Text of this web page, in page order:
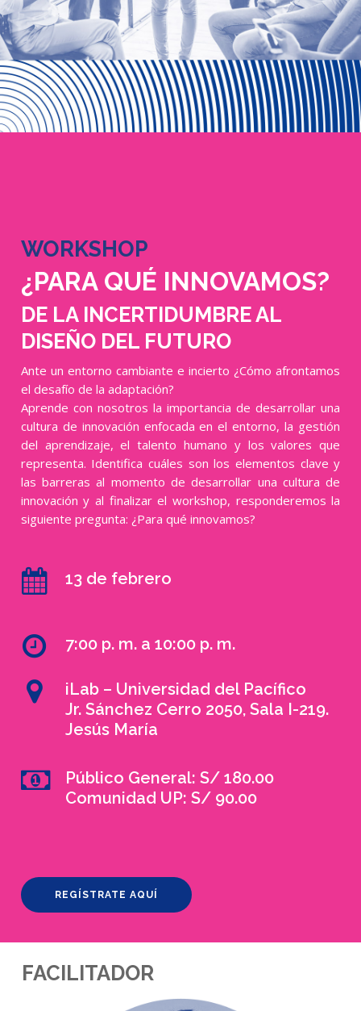
WORKSHOP
¿PARA QUÉ INNOVAMOS?
DE LA INCERTIDUMBRE AL
DISEÑO DEL FUTURO
Ante un entorno cambiante e incierto ¿Cómo afrontamos
el desafío de la adaptación?
Aprende con nosotros la importancia de desarrollar una
cultura de innovación enfocada en el entorno, la gestión
del aprendizaje, el talento humano y los valores que
representa. Identifica cuáles son los elementos clave y
las barreras al momento de desarrollar una cultura de
innovación y al finalizar el workshop, responderemos la
siguiente pregunta: ¿Para qué innovamos?
13 de febrero
7:00 p. m. a 10:00 p. m.
iLab – Universidad del Pacífico
Jr. Sánchez Cerro 2050, Sala I-219.
Jesús María
Público General: S/ 180.00
Comunidad UP: S/ 90.00
REGÍSTRATE AQUÍ
FACILITADOR